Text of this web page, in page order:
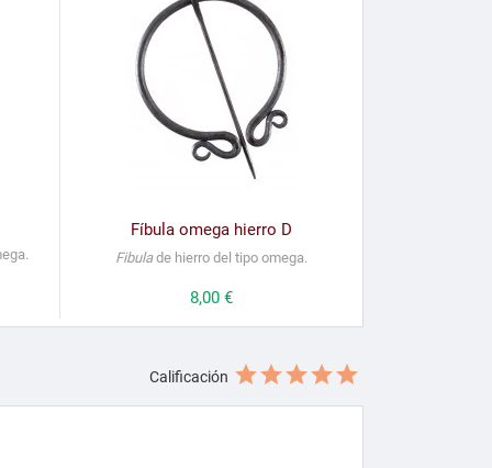
Fíbula omega hierro D
Fibulade hierro del tipo omega.
Precio
8,00 €
Calificación